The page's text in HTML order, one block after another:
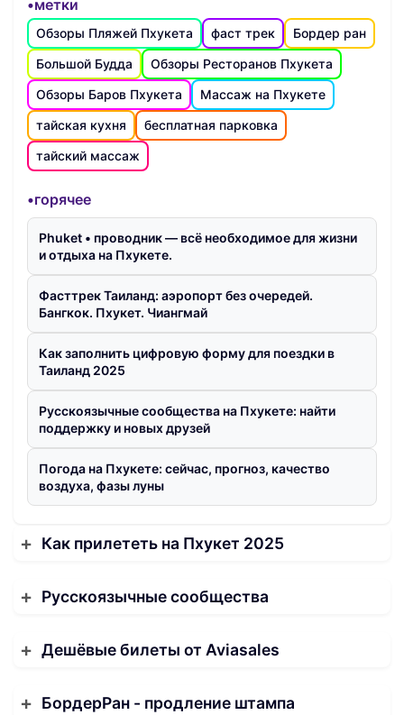
•метки
Обзоры Пляжей Пхукета фаст трек
Бордер ран
Большой Будда
Обзоры Ресторанов Пхукета
Обзоры Баров Пхукета
Массаж на Пхукете
тайская кухня
бесплатная парковка
тайский массаж
•горячее
Phuket • проводник — всё необходимое для жизни
и отдыха на Пхукете.
Фасттрек Таиланд: аэропорт без очередей.
Бангкок. Пхукет. Чиангмай
Как заполнить цифровую форму для поездки в
Таиланд 2025
Русскоязычные сообщества на Пхукете: найти
поддержку и новых друзей
Погода на Пхукете: сейчас, прогноз, качество
воздуха, фазы луны
Как прилететь на Пхукет 2025
Русскоязычные сообщества
Дешёвые билеты от Aviasales
БордерРан - продление штампа